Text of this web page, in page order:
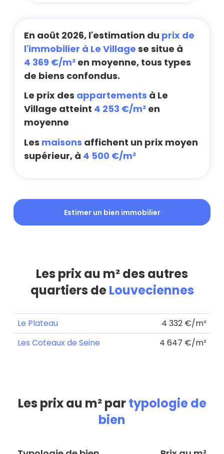
En août 2026, l'estimation du prix de
l'immobilier à Le Village se situe à
4 369 €/m² en moyenne, tous types
de biens confondus.
Le prix des appartements à Le
Village atteint 4 253 €/m² en
moyenne
Les maisons affichent un prix moyen
supérieur, à 4 500 €/m²
Estimer un bien immobilier
Les prix au m² des autres
quartiers deLouveciennes
Le Plateau
4 332 €/m²
Les Coteaux de Seine
4 647 €/m²
Les prix au m² partypologie de
bien